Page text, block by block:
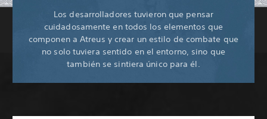
Los desarrolladores tuvieron que pensar
cuidadosamente en todos los elementos que
componen a Atreus y crear un estilo de combate que
no solo tuviera sentido en el entorno, sino que
también se sintiera único para él.